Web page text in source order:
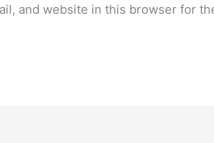
and website in this browser for